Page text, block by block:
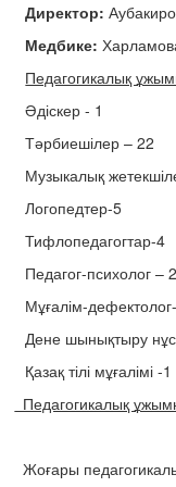
Директор:
Медбике:
Педагогикалық
Әдіскер - 1
Тәрбиешілер – 22
Музыкалық
Логопедтер-5
Тифлопедагогтар-4
Педагог-психолог – 2
Мұғалім-
Дене шынықтыру
Қазақ тілі мұғалімі -1
Педагогикалық
Жоғары